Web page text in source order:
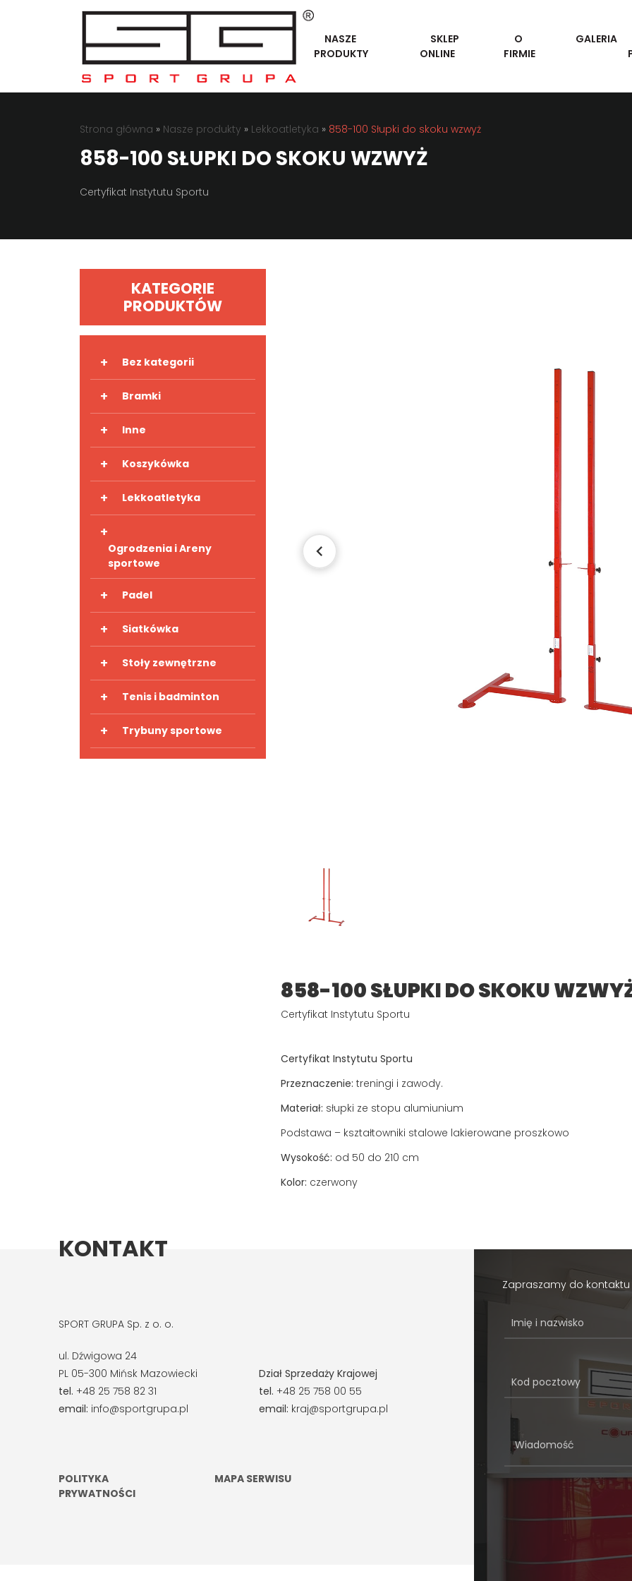
NASZE
PRODUKTY
SKLEP
ONLINE
O
FIRMIE
GALERIA
Strona główna » Nasze produkty » Lekkoatletyka » 858-100 Słupki do skoku wzwyż
858-100 SŁUPKI DO SKOKU WZWYŻ
Certyfikat Instytutu Sportu
KATEGORIE
PRODUKTÓW
+ Bez kategorii
+ Bramki
+ Inne
+ Koszykówka
+ Lekkoatletyka
+
Ogrodzenia i Areny
sportowe
+ Padel
+ Siatkówka
+ Stoły zewnętrzne
+ Tenis i badminton
+ Trybuny sportowe
858-100 SŁUPKI DO SKOKU
Certyfikat Instytutu Sportu
Certyfikat Instytutu Sportu
Przeznaczenie: treningi i zawody.
Materiał: słupki ze stopu alumiunium
Podstawa – kształtowniki stalowe lakierowane proszkowo
Wysokość: od 50 do 210 cm
Kolor: czerwony
KONTAKT
SPORT GRUPA Sp. z o. o.
ul. Dźwigowa 24
PL 05-300 Mińsk Mazowiecki
tel. +48 25 758 82 31
email: info@sportgrupa.pl
Dział Sprzedaży Krajowej
tel. +48 25 758 00 55
email: kraj@sportgrupa.pl
POLITYKA
PRYWATNOŚCI
MAPA SERWISU
Zapraszamy do kontaktu